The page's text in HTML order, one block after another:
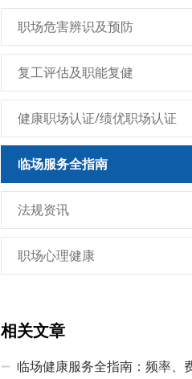
职场危害辨识及预防
复工评估及职能复健
健康职场认证/绩优职场认证
临场服务全指南
法规资讯
职场心理健康
相关文章
临场健康服务全指南：频率、